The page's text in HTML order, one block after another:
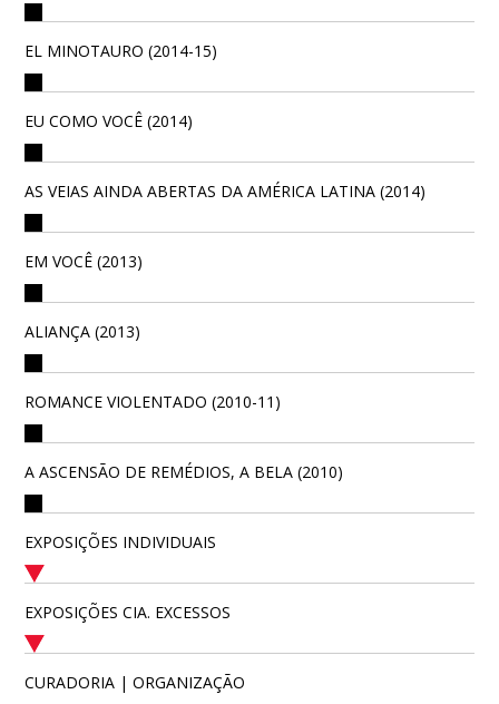
EL MINOTAURO (2014-15)
EU COMO VOCÊ (2014)
AS VEIAS AINDA ABERTAS DA AMÉRICA LATINA (2014)
EM VOCÊ (2013)
ALIANÇA (2013)
ROMANCE VIOLENTADO (2010-11)
A ASCENSÃO DE REMÉDIOS, A BELA (2010)
EXPOSIÇÕES INDIVIDUAIS
EXPOSIÇÕES CIA. EXCESSOS
CURADORIA | ORGANIZAÇÃO